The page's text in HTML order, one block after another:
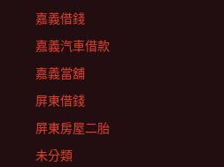
嘉義借錢
嘉義汽車借款
嘉義當舖
屏東借錢
屏東房屋二胎
未分類